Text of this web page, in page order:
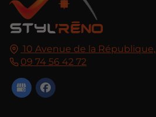
10 Avenue de la République,
09 74 56 42 72